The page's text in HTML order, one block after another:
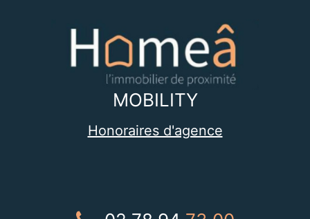
MOBILITY
Honoraires d'agence